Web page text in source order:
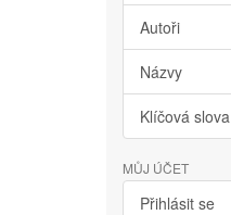
Autoři
Názvy
Klíčová slova
MŮJ ÚČET
Přihlásit se